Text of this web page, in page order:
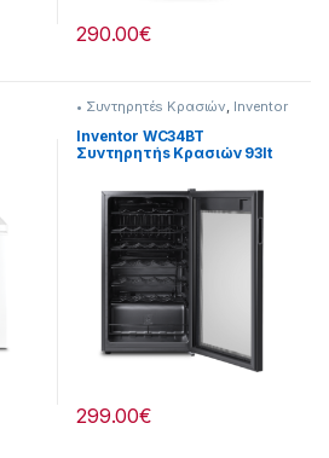
290.00€
• Συντηρητέs Κρασιών Inventor
Inventor WC34BT
Συντηρητήs Κρασιών 93lt
299.00€